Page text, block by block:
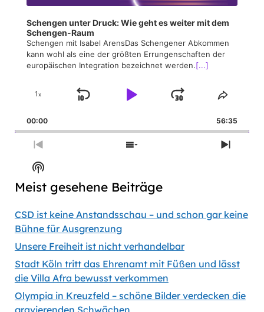
Schengen unter Druck: Wie geht es weiter mit dem
Schengen-Raum
Schengen mit Isabel ArensDas Schengener Abkommen
kann wohl als eine der größten Errungenschaften der
europäischen Integration bezeichnet werden.[...]
Change
Rate
1x
Skip
Play
Jump
Forward
Share
00:00 56:35
Previous
Episode
Show
Next
Show
Podcast
Information
Meist gesehene Beiträge
CSD ist keine Anstandsschau – und schon gar keine
Bühne für Ausgrenzung
Unsere Freiheit ist nicht verhandelbar
Stadt Köln tritt das Ehrenamt mit Füßen und lässt
die Villa Afra bewusst verkommen
Olympia in Kreuzfeld – schöne Bilder verdecken die